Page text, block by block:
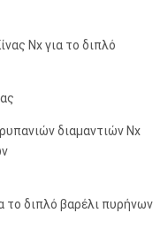
Nx για το διπλό
διαμαντιών Nx
το διπλό βαρέλι πυρήνων